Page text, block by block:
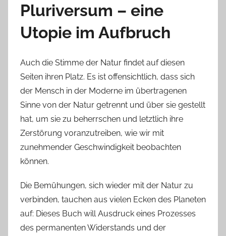
Pluriversum – eine
Utopie im Aufbruch
Auch die Stimme der Natur findet auf diesen
Seiten ihren Platz. Es ist offensichtlich, dass sich
der Mensch in der Moderne im übertragenen
Sinne von der Natur getrennt und über sie gestellt
hat, um sie zu beherrschen und letztlich ihre
Zerstörung voranzutreiben, wie wir mit
zunehmender Geschwindigkeit beobachten
können.
Die Bemühungen, sich wieder mit der Natur zu
verbinden, tauchen aus vielen Ecken des Planeten
auf: Dieses Buch will Ausdruck eines Prozesses
des permanenten Widerstands und der